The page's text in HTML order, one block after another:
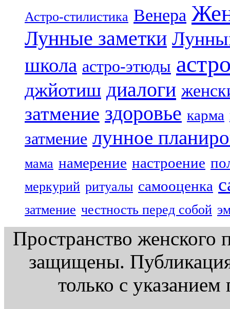
Астро-стилистика Венера
Лунные заметки
школа астро-этюды
джйотиш диалоги
затмение здоровье карма
затмение лунное
мама намерение настроение
меркурий ритуалы самооценка
затмение честность перед собой
Пространство женского
защищены.
только с